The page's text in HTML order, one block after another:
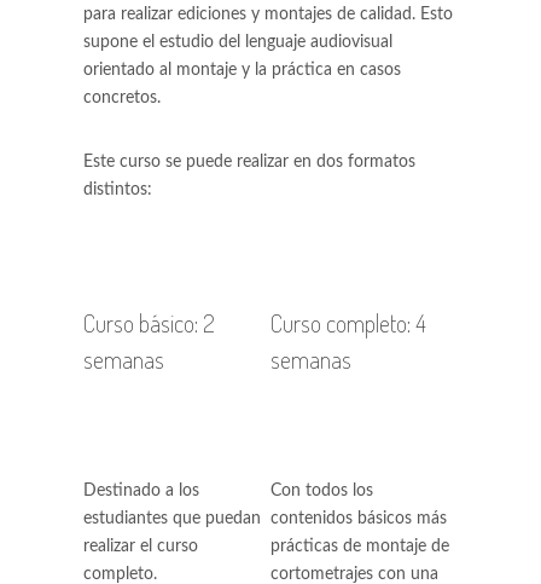
para realizar ediciones y montajes de calidad. Esto
supone el estudio del lenguaje audiovisual
orientado al montaje y la práctica en casos
concretos.
Este curso se puede realizar en dos formatos
distintos:
Curso básico: 2
semanas
Destinado a los
estudiantes que puedan
realizar el curso
completo.
Curso completo: 4
semanas
Con todos los
contenidos básicos más
prácticas de montaje de
cortometrajes con una